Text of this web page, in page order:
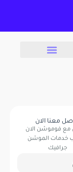
معنا الان
مع فوموشن الان
خدمات الموشن
جرافيك